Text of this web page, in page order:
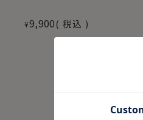
¥9,900 税込